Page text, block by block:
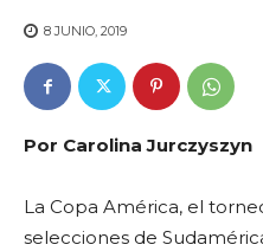
8 JUNIO, 2019
Por Carolina Jurczyszyn
La Copa América, el
selecciones de